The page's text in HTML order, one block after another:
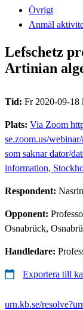
Övrigt
Anmäl
Lefschetz
Artinian
Tid: Fr 2020-09-18
Plats: Via Zoom
se.zoom.us/
som saknar dator/
information,
Respondent:
Opponent:
Osnabrück,
Handledare:
Exportera till
urn.kb.se/